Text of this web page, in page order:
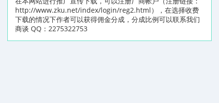
http://www.zku.net/index/login/reg2.html），在选择收费
下载的情况下作者可以获得佣金分成，分成比例可以联系我们
商谈 QQ：2275322753